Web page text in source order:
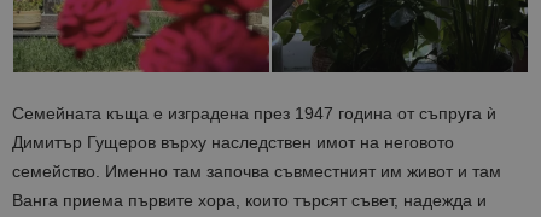
Семейната къща е изградена през 1947 година от съпруга ѝ
Димитър Гущеров върху наследствен имот на неговото
семейство. Именно там започва съвместният им живот и там
Ванга приема първите хора, които търсят съвет, надежда и